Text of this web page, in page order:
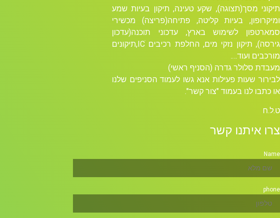
תיקוני מסך(תצוגה), שקע טעינה, תיקון בעיות שמע
ומיקרופון, בעיות קליטה, פתיחה(פריצה) מכשירי
סמארטפון לשימוש בארץ, עדכוני תוכנה(עדכון
גירסה), תיקון נזקי מים, החלפת רכיבים ICׁ,תיקונים
מורכבים ועוד….
מעבדת סלולר גדרה (הסניף ראשי)
לבירור שעות פעילות אנא גשו לעמוד הסניפים שלנו
או כתבו לנו בעמוד "צור קשר".
ט.ל.ח
צרו איתנו קשר
Name
phone